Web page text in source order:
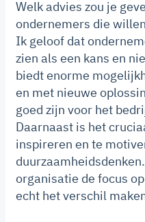
Welk advies zou je
ondernemers die
Ik geloof dat
zien als een kans en
biedt enorme
en met nieuwe
goed zijn voor het
Daarnaast is het
inspireren en te
organisatie de focus
echt het verschil